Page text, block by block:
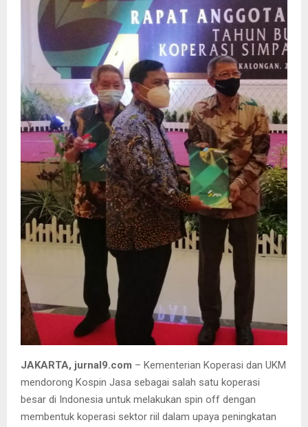
JAKARTA, jurnal9.com – Kementerian Koperasi dan UKM
mendorong Kospin Jasa sebagai salah satu koperasi
besar di Indonesia untuk melakukan spin off dengan
membentuk koperasi sektor riil dalam upaya peningkatan